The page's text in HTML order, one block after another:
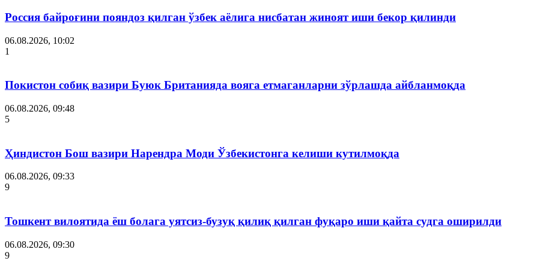
Россия байроғини пояндоз қилган ўзбек аёлига нисбатан жиноят иши бекор қилинди
06.08.2026, 10:02
1
Покистон собиқ вазири Буюк Британияда вояга етмаганларни зўрлашда айбланмоқда
06.08.2026, 09:48
5
Ҳиндистон Бош вазири Нарендра Моди Ўзбекистонга келиши кутилмоқда
06.08.2026, 09:33
9
Тошкент вилоятида ёш болага уятсиз-бузуқ қилиқ қилган фуқаро иши қайта судга оширилди
06.08.2026, 09:30
9